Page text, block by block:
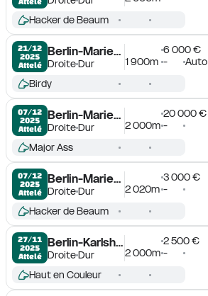
Hacker de Beaum
21/12
2025
Attelé
Berlin-Mariendorf
DroiteDur
6 000 €
1 900m -
Auto
Birdy
07/12
2025
Attelé
Berlin-Mariendorf
DroiteDur
20 000 €
2 000m -
Major Ass
07/12
2025
Attelé
Berlin-Mariendorf
DroiteDur
3 000 €
2 020m -
Hacker de Beaum
27/11
2025
Attelé
Berlin-Karlshorst
DroiteDur
2 500 €
2 000m -
Haut en Couleur